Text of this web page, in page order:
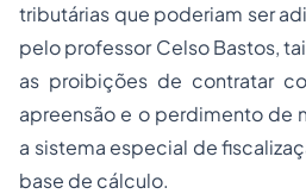
tributárias que poderiam ser
pelo professor Celso Bastos,
as proibições de contratar
apreensão e o perdimento de
a sistema especial de
base de cálculo.